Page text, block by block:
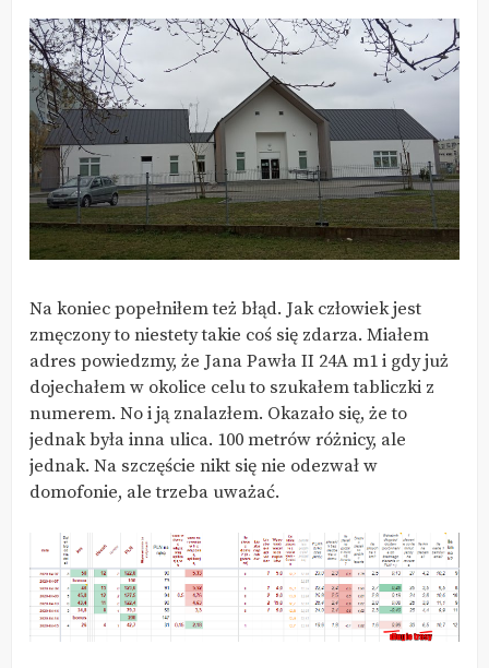
Na koniec popełniłem też błąd. Jak człowiek jest
zmęczony to niestety takie coś się zdarza. Miałem
adres powiedzmy, że Jana Pawła II 24A m1 i gdy już
dojechałem w okolice celu to szukałem tabliczki z
numerem. No i ją znalazłem. Okazało się, że to
jednak była inna ulica. 100 metrów różnicy, ale
jednak. Na szczęście nikt się nie odezwał w
domofonie, ale trzeba uważać.